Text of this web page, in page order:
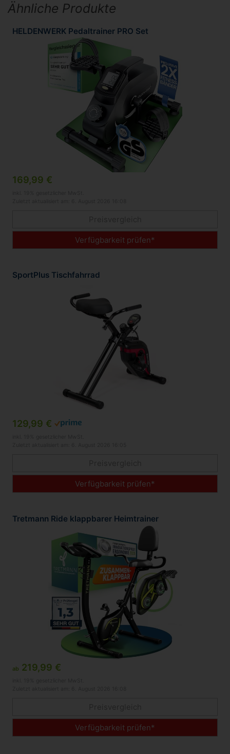
Ähnliche Produkte
HELDENWERK Pedaltrainer PRO Set
169,99 €
Verfügbarkeit prüfen*
SportPlus Tischfahrrad
129,99 €
Verfügbarkeit prüfen*
Tretmann Ride klappbarer Heimtrainer
ab 219,99 €
Verfügbarkeit prüfen*